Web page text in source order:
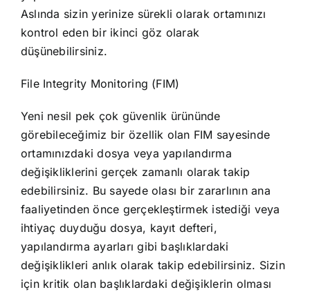
Aslında sizin yerinize sürekli olarak ortamınızı
kontrol eden bir ikinci göz olarak
düşünebilirsiniz.
File Integrity Monitoring (FIM)
Yeni nesil pek çok güvenlik ürününde
görebileceğimiz bir özellik olan FIM sayesinde
ortamınızdaki dosya veya yapılandırma
değişikliklerini gerçek zamanlı olarak takip
edebilirsiniz. Bu sayede olası bir zararlının ana
faaliyetinden önce gerçekleştirmek istediği veya
ihtiyaç duyduğu dosya, kayıt defteri,
yapılandırma ayarları gibi başlıklardaki
değişiklikleri anlık olarak takip edebilirsiniz. Sizin
için kritik olan başlıklardaki değişiklerin olması